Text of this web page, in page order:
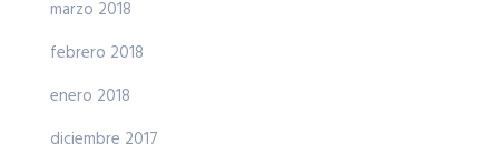
marzo 2018
febrero 2018
enero 2018
diciembre 2017